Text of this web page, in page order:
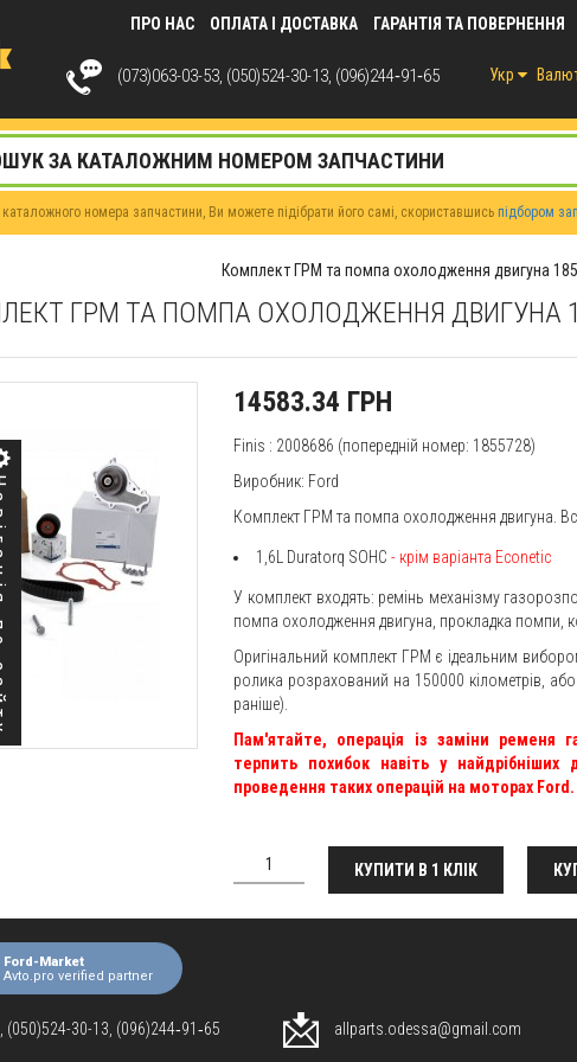
ПРО НАС ОПЛАТА І ДОСТАВКА ГАРАНТІЯ ТА ПОВЕРНЕННЯ
Укр
(073)063-03-53, (050)524-30-13, (096)244‑91‑65
номера запчастини, Ви можете підібрати його самі, скориставшись підбором
Комплект ГРМ та помпа охолодження двигуна
ГРМ ТА ПОМПА ОХОЛОДЖЕННЯ ДВИГУНА
14583.34 ГРН
Finis : 2008686 (попередній номер: 1855728)
Виробник: Ford
Комплект ГРМ та помпа охолодження двигуна.
1,6L Duratorq SOHC- крім варіанта Econetic
У комплект входять: ремінь механізму
помпа охолодження двигуна, прокладка помпи,
Оригінальний комплект ГРМ є ідеальним
ролика розрахований на 150000 кілометрів,
раніше).
Пам'ятайте, операція із заміни ременя
терпить похибок навіть у найдрібніших
проведення таких операцій на моторах Ford.
КУПИТИ В 1 КЛІК
Ford-Market
Avto.pro verified partner
(050)524-30-13, (096)244‑91‑65 allparts.odessa@gmail.com